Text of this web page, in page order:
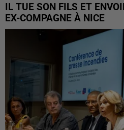
IL TUE SON FILS ET
EX-COMPAGNE À NICE